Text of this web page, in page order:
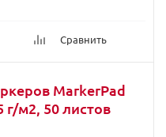
Сравнить
MarkerPad
г/м2, 50 листов